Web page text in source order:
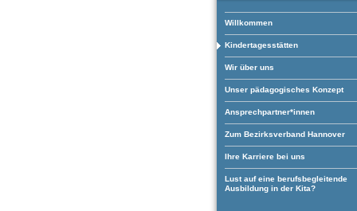
Willkommen
Kindertagesstätten
Wir über uns
Unser pädagogisches Konzept
Ansprechpartner*innen
Zum Bezirksverband Hannover
Ihre Karriere bei uns
Lust auf eine berufsbegleitende
Ausbildung in der Kita?